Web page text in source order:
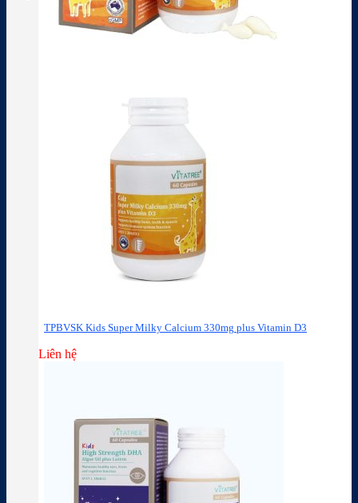
TPBVSK Kids Super Milky Calcium 330mg plus Vitamin D3
Liên hệ